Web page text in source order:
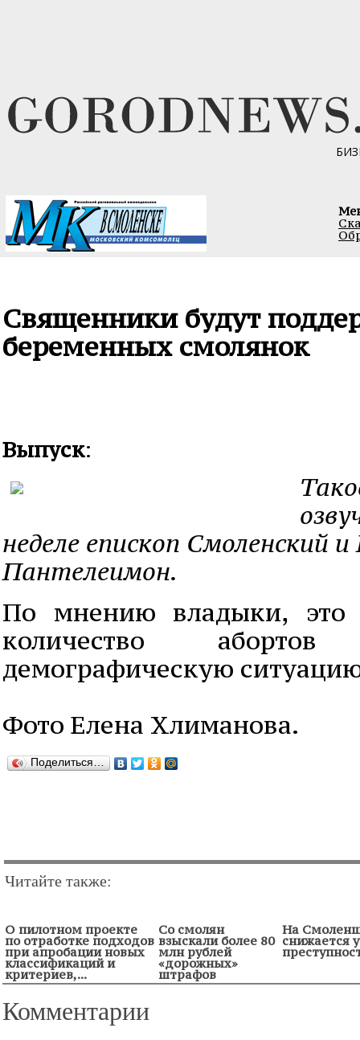
Священники будут
беременных смолянок
Выпуск:
неделе епископ Смоленский
Пантелеимон.
По мнению владыки, это
количество
демографическую
Фото Елена Хлиманова.
Поделиться…
Читайте также:
О пилотном проекте
по отработке подходов
при апробации новых
классификаций и
критериев,...
Со смолян
взыскали более 80
млн рублей
«дорожных»
штрафов
На
снижается
Комментарии